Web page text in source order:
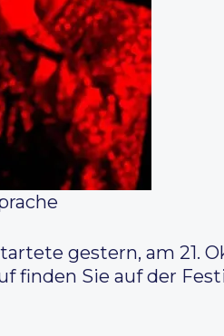
gestern, am 21.
finden Sie auf der